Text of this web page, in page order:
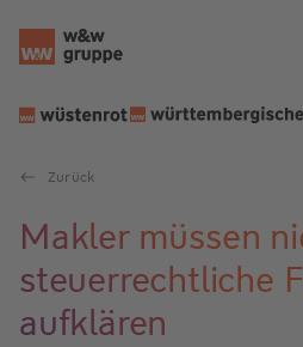
Zurück
Makler müssen
steuerrechtliche
aufklären